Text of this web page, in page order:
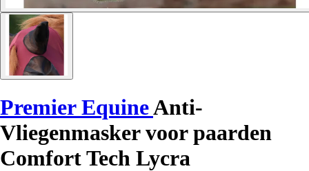
Premier EquineAnti-
Vliegenmasker voor paarden
Comfort Tech Lycra